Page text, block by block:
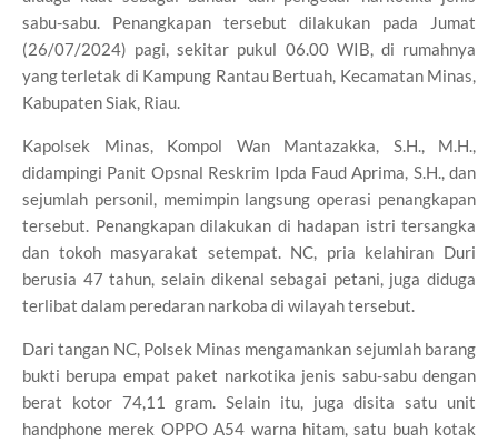
sabu-sabu. Penangkapan tersebut dilakukan pada Jumat
(26/07/2024) pagi, sekitar pukul 06.00 WIB, di rumahnya
yang terletak di Kampung Rantau Bertuah, Kecamatan Minas,
Kabupaten Siak, Riau.
Kapolsek Minas, Kompol Wan Mantazakka, S.H., M.H.,
didampingi Panit Opsnal Reskrim Ipda Faud Aprima, S.H., dan
sejumlah personil, memimpin langsung operasi penangkapan
tersebut. Penangkapan dilakukan di hadapan istri tersangka
dan tokoh masyarakat setempat. NC, pria kelahiran Duri
berusia 47 tahun, selain dikenal sebagai petani, juga diduga
terlibat dalam peredaran narkoba di wilayah tersebut.
Dari tangan NC, Polsek Minas mengamankan sejumlah barang
bukti berupa empat paket narkotika jenis sabu-sabu dengan
berat kotor 74,11 gram. Selain itu, juga disita satu unit
handphone merek OPPO A54 warna hitam, satu buah kotak